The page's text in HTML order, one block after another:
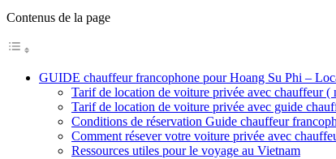
Contenus de la page
GUIDE chauffeur francophone pour Hoang Su Phi –
Tarif de location de voiture privée avec chauffeur
Tarif de location de voiture privée avec guide
Conditions de réservation Guide chauffeur
Comment résever votre voiture privée avec
Ressources utiles pour le voyage au Vietnam